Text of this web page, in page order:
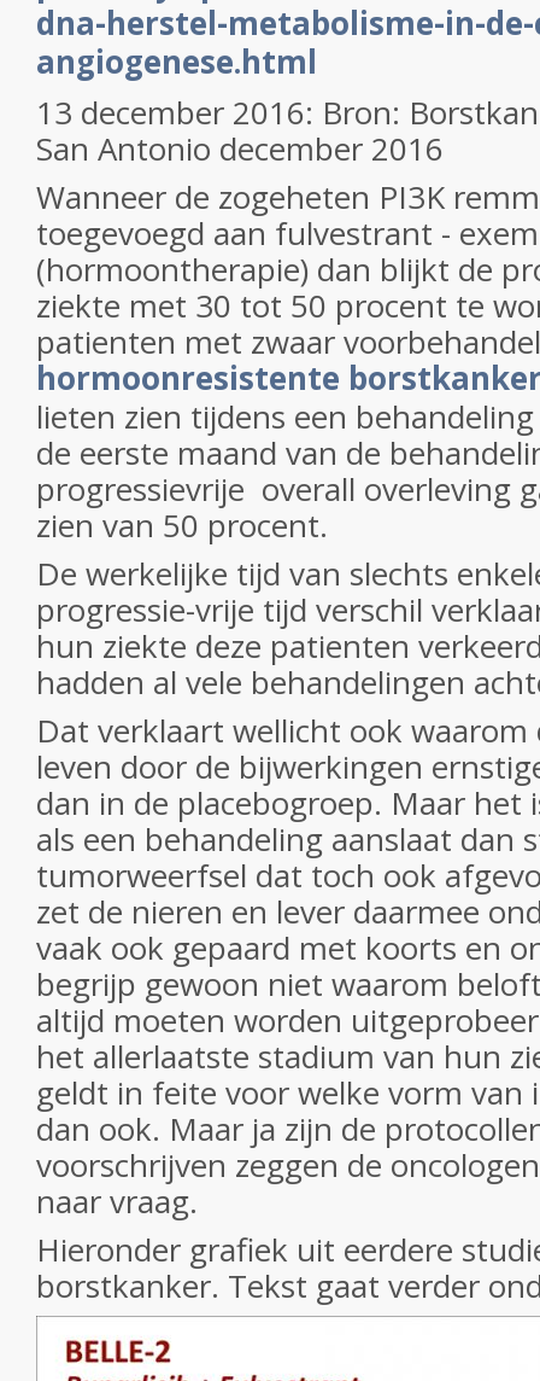
dna-herstel-metabolisme-in-de-
angiogenese.html
13 december 2016: Bron:
San Antonio december 2016
Wanneer de zogeheten PI3K
toegevoegd aan fulvestrant -
(hormoontherapie) dan blijkt de
ziekte met 30 tot 50 procent te
patienten met zwaar
hormoonresistente
lieten zien tijdens een
de eerste maand van de
progressievrije overall overleving
zien van 50 procent.
De werkelijke tijd van slechts
progressie-vrije tijd verschil
hun ziekte deze patienten
hadden al vele behandelingen
Dat verklaart wellicht ook
leven door de bijwerkingen
dan in de placebogroep. Maar het
als een behandeling aanslaat dan
tumorweerfsel dat toch ook
zet de nieren en lever daarmee
vaak ook gepaard met koorts en
begrijp gewoon niet waarom
altijd moeten worden
het allerlaatste stadium van hun
geldt in feite voor welke vorm
dan ook. Maar ja zijn de
voorschrijven zeggen de
naar vraag.
Hieronder grafiek uit eerdere
borstkanker. Tekst gaat verder